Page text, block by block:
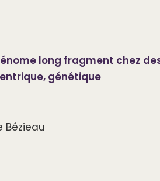
long fragment chez
génétique
Bézieau